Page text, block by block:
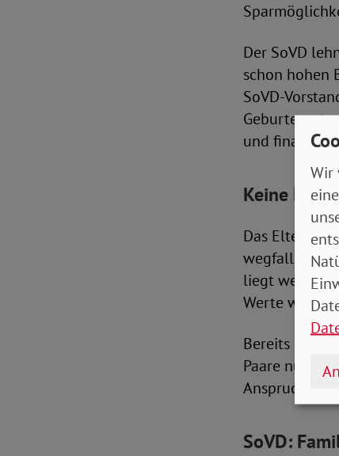
Der SoVD
schon hohen
SoVD-
und
Keine
Das
wegfallenden
liegt
Werte
Bereits
Paare nur
Anspruch auf
SoVD:
Wir